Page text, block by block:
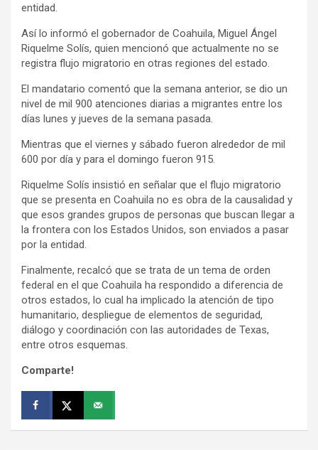
entidad.
Así lo informó el gobernador de Coahuila, Miguel Ángel
Riquelme Solís, quien mencionó que actualmente no se
registra flujo migratorio en otras regiones del estado.
El mandatario comentó que la semana anterior, se dio un
nivel de mil 900 atenciones diarias a migrantes entre los
días lunes y jueves de la semana pasada.
Mientras que el viernes y sábado fueron alrededor de mil
600 por día y para el domingo fueron 915.
Riquelme Solís insistió en señalar que el flujo migratorio
que se presenta en Coahuila no es obra de la causalidad y
que esos grandes grupos de personas que buscan llegar a
la frontera con los Estados Unidos, son enviados a pasar
por la entidad.
Finalmente, recalcó que se trata de un tema de orden
federal en el que Coahuila ha respondido a diferencia de
otros estados, lo cual ha implicado la atención de tipo
humanitario, despliegue de elementos de seguridad,
diálogo y coordinación con las autoridades de Texas,
entre otros esquemas.
Comparte!